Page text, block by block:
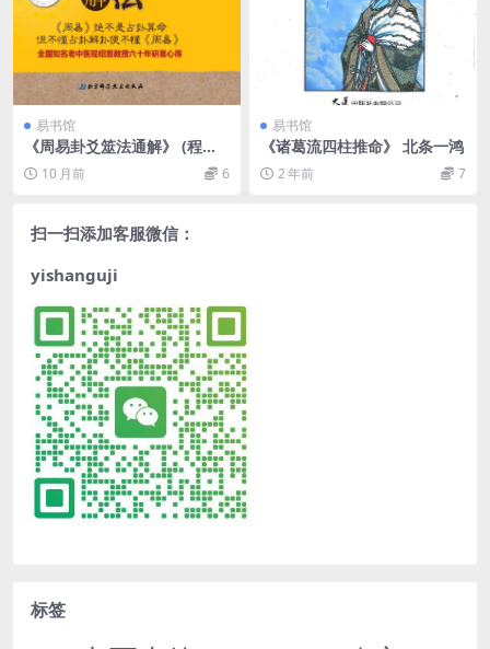
易书馆
《周易卦爻筮法通解》 (程绍
恩 徐婷)
10 月前 6
易书馆
《诸葛流四柱推命》 北条一鸿
2 年前 7
扫一扫添加客服微信：
yishanguji
标签